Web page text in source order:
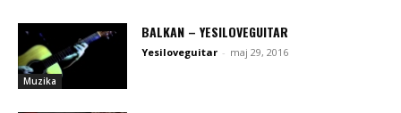
Muzika
BALKAN – YESILOVEGUITAR
Yesiloveguitar - maj 29, 2016